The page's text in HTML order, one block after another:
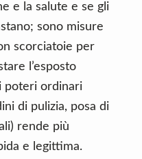
e la salute e se gli
sono misure
scorciatoie per
l’esposto
poteri ordinari
di pulizia, posa di
rende più
e legittima.